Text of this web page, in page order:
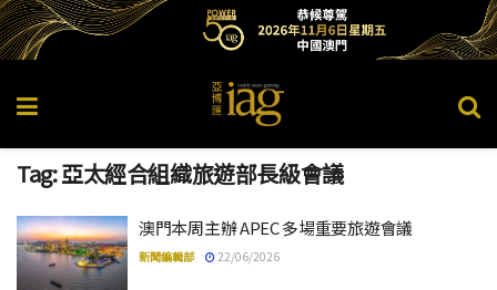
Tag:亞太經合組織旅遊部長級會議
澳門本周主辦 APEC 多場重要旅遊會議
新聞編輯部 22/06/2026